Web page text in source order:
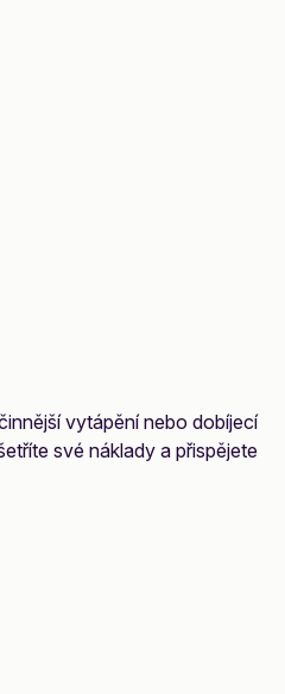
vytápění nebo dobíjecí
své náklady a přispějete